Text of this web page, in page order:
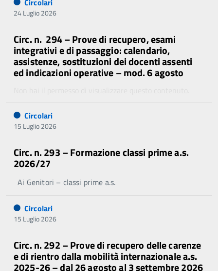
Circolari
24 Luglio 2026
Circ. n. 294 – Prove di recupero, esami
integrativi e di passaggio: calendario,
assistenze, sostituzioni dei docenti assenti
ed indicazioni operative – mod. 6 agosto
Circolari
15 Luglio 2026
Circ. n. 293 – Formazione classi prime a.s.
2026/27
Ai Genitori – classi prime a.s.
Circolari
15 Luglio 2026
Circ. n. 292 – Prove di recupero delle carenze
e di rientro dalla mobilità internazionale a.s.
2025-26 – dal 26 agosto al 3 settembre 2026